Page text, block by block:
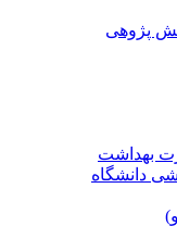
پژوهی
بهداشت
دانشگاه